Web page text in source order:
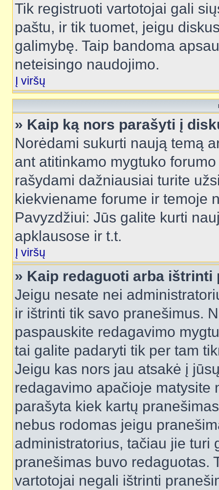
Tik registruoti vartotojai gali
paštu, ir tik tuomet, jeigu
galimybę. Taip bandoma
neteisingo naudojimo.
Į viršų
» Kaip ką nors parašyti į
Norėdami sukurti naują temą
ant atitinkamo mygtuko
rašydami dažniausiai turite
kiekviename forume ir temoje
Pavyzdžiui: Jūs galite kurti
apklausose ir t.t.
Į viršų
» Kaip redaguoti arba ištrinti
Jeigu nesate nei
ir ištrinti tik savo pranešimus.
paspauskite redagavimo
tai galite padaryti tik per tam
Jeigu kas nors jau atsakė į
redagavimo apačioje matysite
parašyta kiek kartų
nebus rodomas jeigu
administratorius, tačiau jie turi
pranešimas buvo redaguotas.
vartotojai negali ištrinti